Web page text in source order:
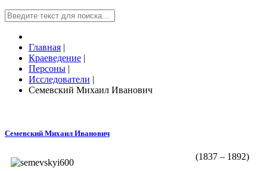
Главная |
Краеведение |
Персоны |
Исследователи |
Семевский Михаил Иванович
Семевский Михаил Иванович
(1837 – 1892)